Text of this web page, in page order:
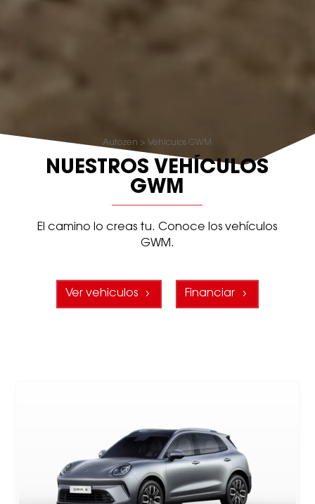
Autozen > Vehiculos GWM
NUESTROS VEHÍCULOS
GWM
El camino lo creas tu. Conoce los vehículos
GWM.
Ver vehiculos Financiar